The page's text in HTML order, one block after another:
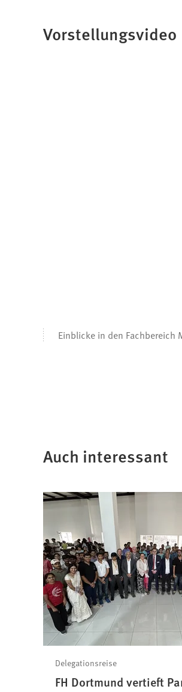
Vorstellungsvideo
Einblicke in den Fachbereich
Auch interessant
Delegationsreise
FH Dortmund vertieft